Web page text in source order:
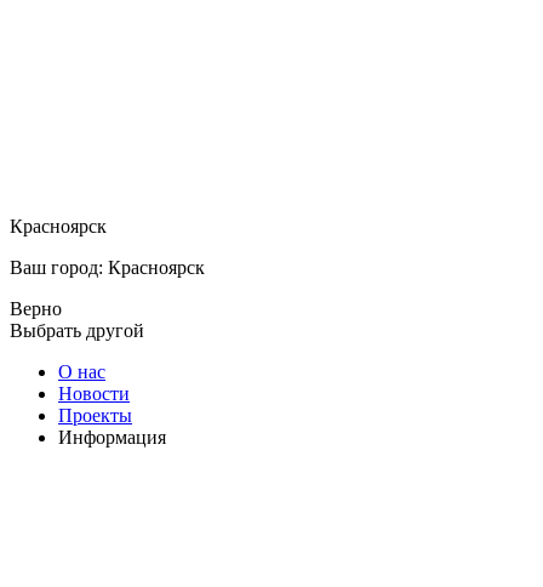
Красноярск
Ваш город: Красноярск
Верно
Выбрать другой
О нас
Новости
Проекты
Информация